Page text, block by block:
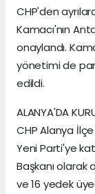
CHP'den
Kamacı'nın
onaylandı.
yönetimi de
edildi.
ALANYA'DA
CHP Alanya
Yeni Parti'ye
Başkanı olarak
ve 16 yedek